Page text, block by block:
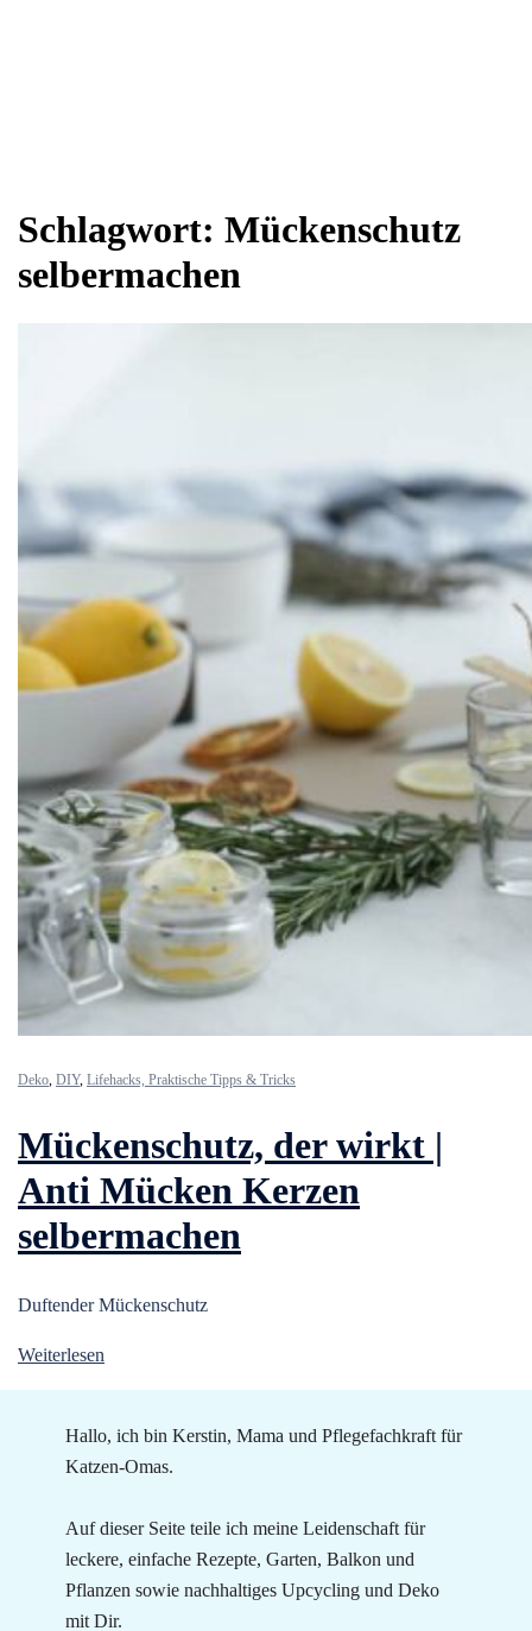
Schlagwort: Mückenschutz
selbermachen
Deko, DIY, Lifehacks, Praktische Tipps & Tricks
Mückenschutz, der wirkt |
Anti Mücken Kerzen
selbermachen
Duftender Mückenschutz
Weiterlesen
Hallo, ich bin Kerstin, Mama und Pflegefachkraft für
Katzen-Omas.
Auf dieser Seite teile ich meine Leidenschaft für
leckere, einfache Rezepte, Garten, Balkon und
Pflanzen sowie nachhaltiges Upcycling und Deko
mit Dir.